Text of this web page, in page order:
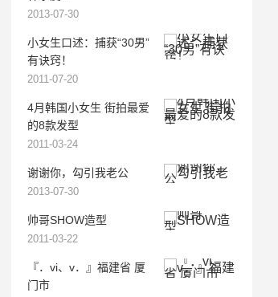
2013-07-30
小女生口述：捕获“30男”
有诀窍！
2011-07-20
4月韩国小女生 街拍最爱
的8款发型
2011-03-24
谢谢你，勾引我老公
2013-07-30
帅哥SHOW造型
2011-03-22
『．vi、v．』福建省 厦
门市